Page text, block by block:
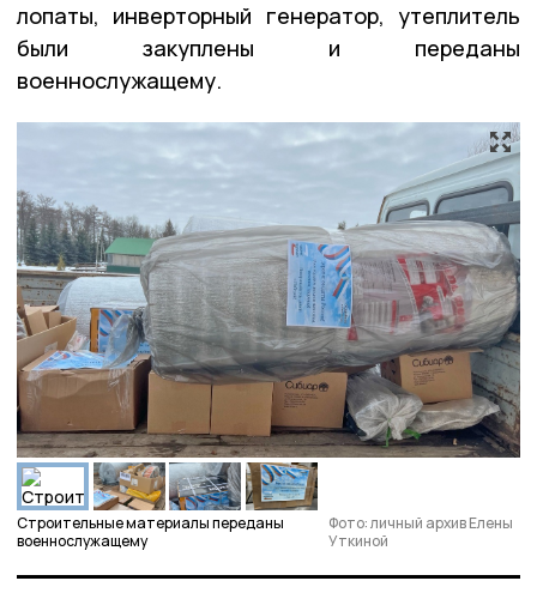
лопаты, инверторный генератор, утеплитель
были закуплены и переданы
военнослужащему.
Строительные материалы переданы
военнослужащему
Фото: личный архив Елены
Уткиной